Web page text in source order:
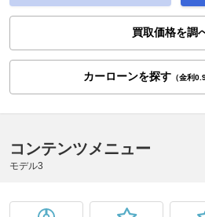
買取価格を調
カーローンを探す（金利
コンテンツメニュー
モデル3